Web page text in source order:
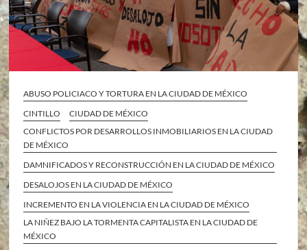
ABUSO POLICIACO Y TORTURA EN LA CIUDAD DE MÉXICO
CINTILLO
CIUDAD DE MÉXICO
CONFLICTOS POR DESARROLLOS INMOBILIARIOS EN LA CIUDAD
DE MÉXICO
DAMNIFICADOS Y RECONSTRUCCIÓN EN LA CIUDAD DE MÉXICO
DESALOJOS EN LA CIUDAD DE MÉXICO
INCREMENTO EN LA VIOLENCIA EN LA CIUDAD DE MÉXICO
LA NIÑEZ BAJO LA TORMENTA CAPITALISTA EN LA CIUDAD DE
MÉXICO